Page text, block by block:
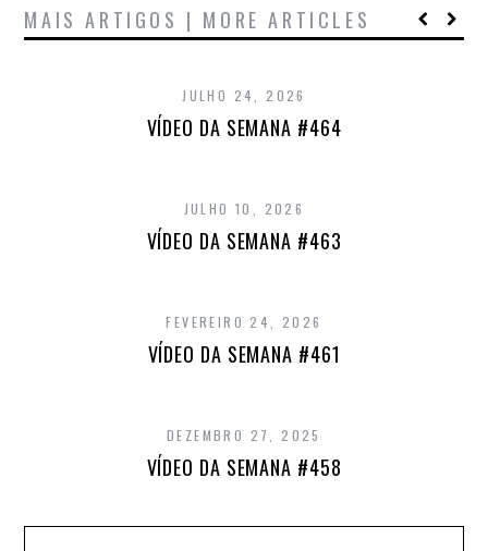
MAIS ARTIGOS | MORE ARTICLES
JULHO 24, 2026
VÍDEO DA SEMANA #464
JULHO 10, 2026
VÍDEO DA SEMANA #463
FEVEREIRO 24, 2026
VÍDEO DA SEMANA #461
DEZEMBRO 27, 2025
VÍDEO DA SEMANA #458